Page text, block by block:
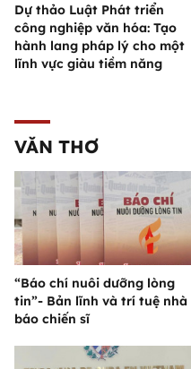
Dự thảo Luật Phát triển
công nghiệp văn hóa: Tạo
hành lang pháp lý cho một
lĩnh vực giàu tiềm năng
VĂN THƠ
“Báo chí nuôi dưỡng lòng
tin”- Bản lĩnh và trí tuệ nhà
báo chiến sĩ